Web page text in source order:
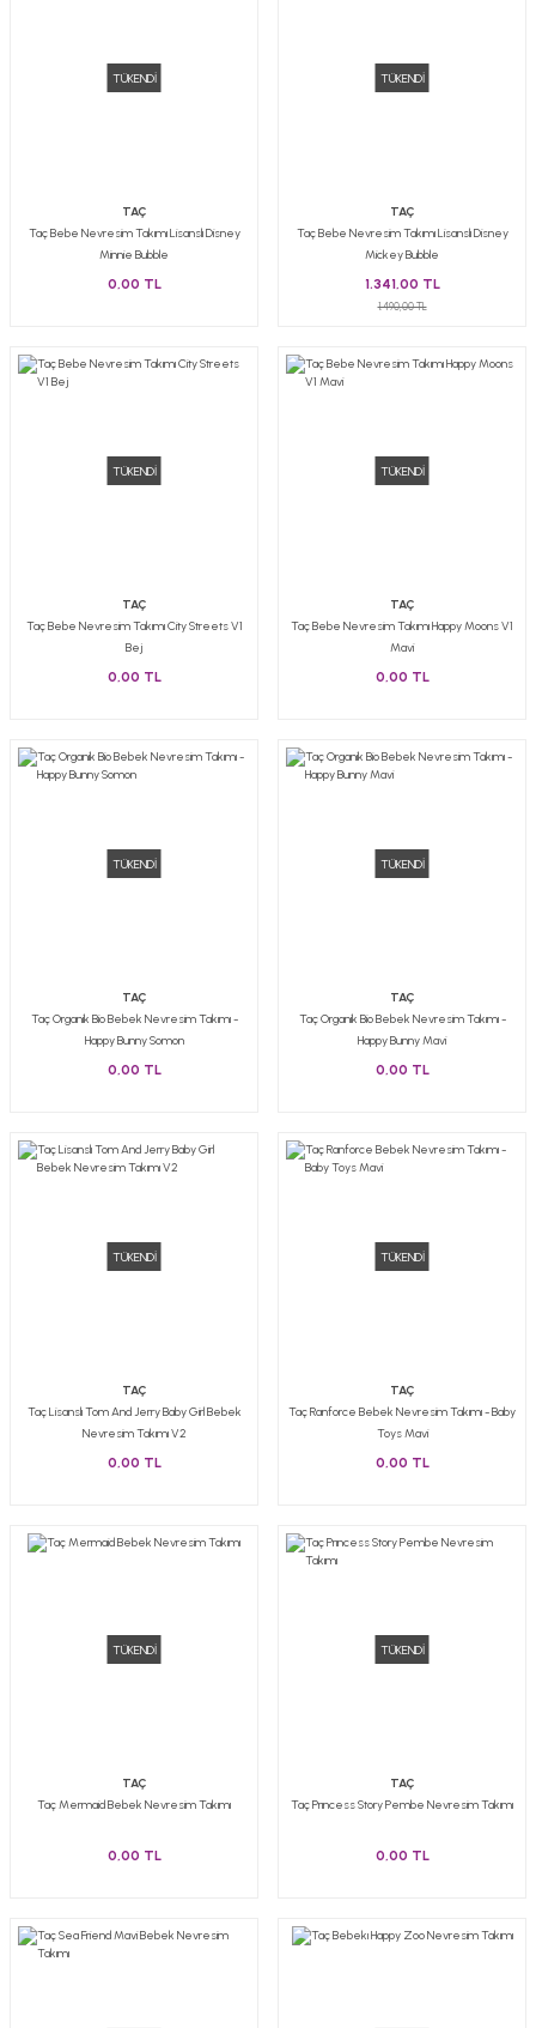
TÜKENDİ
TAÇ
Taç Bebe Nevresim Takımı Lisanslı Disney
Minnie Bubble
0,00 TL
TÜKENDİ
TAÇ
Taç Bebe Nevresim Takımı Lisanslı Disney
Mickey Bubble
1.341,00 TL
1.490,00 TL
TÜKENDİ
TAÇ
Taç Bebe Nevresim Takımı City Streets V1
Bej
0,00 TL
TÜKENDİ
TAÇ
Taç Bebe Nevresim Takımı Happy Moons V1
Mavi
0,00 TL
TÜKENDİ
TAÇ
Taç Organik Bio Bebek Nevresim Takımı -
Happy Bunny Somon
0,00 TL
TÜKENDİ
TAÇ
Taç Organik Bio Bebek Nevresim Takımı -
Happy Bunny Mavi
0,00 TL
TÜKENDİ
TAÇ
Taç Lisanslı Tom And Jerry Baby Girl Bebek
Nevresim Takımı V2
0,00 TL
TÜKENDİ
TAÇ
Taç Ranforce Bebek Nevresim Takımı - Baby
Toys Mavi
0,00 TL
TÜKENDİ
TAÇ
Taç Mermaid Bebek Nevresim Takımı
0,00 TL
TÜKENDİ
TAÇ
Taç Prıncess Story Pembe Nevresim Takımı
0,00 TL